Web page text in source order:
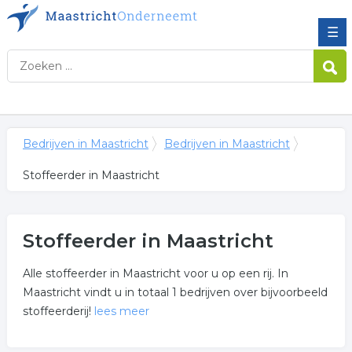
☰
Bedrijven in Maastricht Bedrijven in Maastricht
Stoffeerder in Maastricht
Stoffeerder in Maastricht
Alle stoffeerder in Maastricht voor u op een rij. In
Maastricht vindt u in totaal 1 bedrijven over bijvoorbeeld
stoffeerderij! lees meer